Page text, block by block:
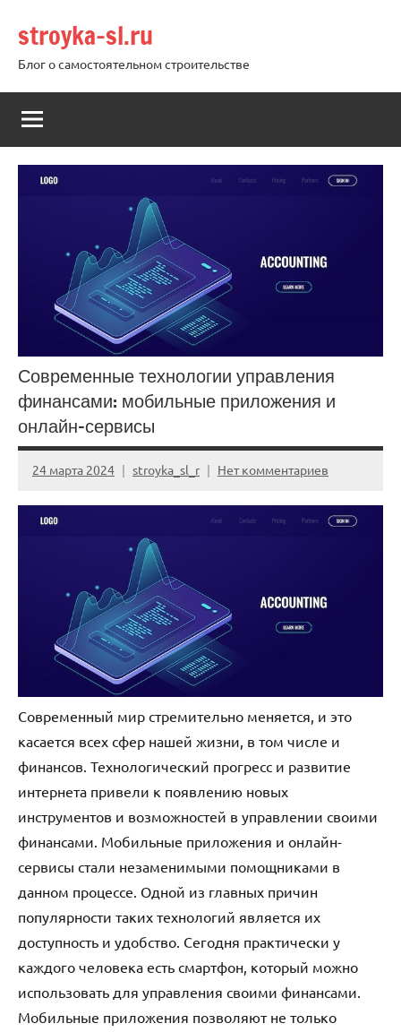
содержимому
stroyka-sl.ru
Блог о самостоятельном строительстве
Современные технологии управления
финансами: мобильные приложения и
онлайн-сервисы
24 марта 2024 stroyka_sl_r Нет комментариев
Современный мир стремительно меняется, и это
касается всех сфер нашей жизни, в том числе и
финансов. Технологический прогресс и развитие
интернета привели к появлению новых
инструментов и возможностей в управлении своими
финансами. Мобильные приложения и онлайн-
сервисы стали незаменимыми помощниками в
данном процессе. Одной из главных причин
популярности таких технологий является их
доступность и удобство. Сегодня практически у
каждого человека есть смартфон, который можно
использовать для управления своими финансами.
Мобильные приложения позволяют не только